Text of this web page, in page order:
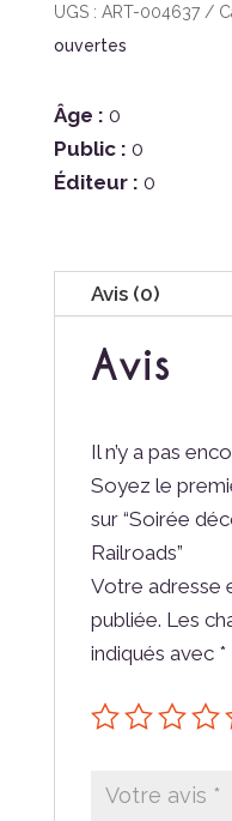
UGS : ART-004637
ouvertes
Âge : 0
Public : 0
Éditeur : 0
Avis (0)
Avis
Il n’y a pas
Soyez le
sur “Soirée
Railroads”
Votre adresse
publiée. Les
indiqués avec *